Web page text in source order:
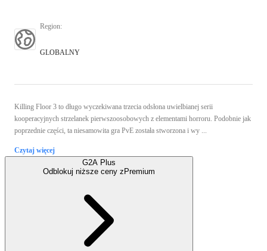
Region:
GLOBALNY
Killing Floor 3 to długo wyczekiwana trzecia odsłona uwielbianej serii
kooperacyjnych strzelanek pierwszoosobowych z elementami horroru. Podobnie jak
poprzednie części, ta niesamowita gra PvE została stworzona i wy ...
Czytaj więcej
G2A Plus
Odblokuj niższe ceny z Premium